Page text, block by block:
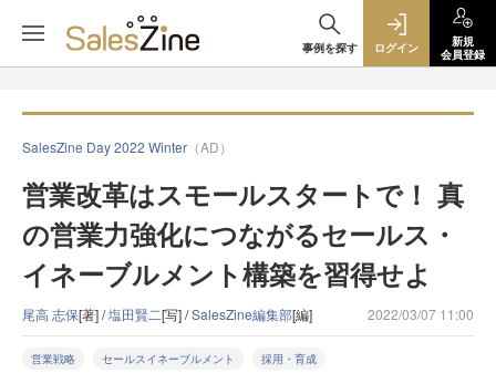
事例を探す ログイン
新規
会員登録
SalesZine Day 2022 Winter （AD）
営業改革はスモールスタートで！ 真
の営業力強化につながるセールス・
イネーブルメント構築を習得せよ
尾高 志保[著] /塩田賢二[写] /SalesZine編集部[編] 2022/03/07 11:00
営業戦略 セールスイネーブルメント 採用・育成